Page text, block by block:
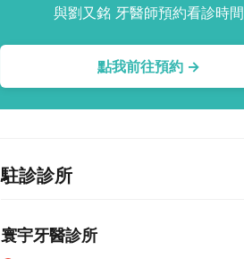
與劉又銘 牙醫師預約看診時間
點我前往預約 →
駐診診所
寰宇牙醫診所